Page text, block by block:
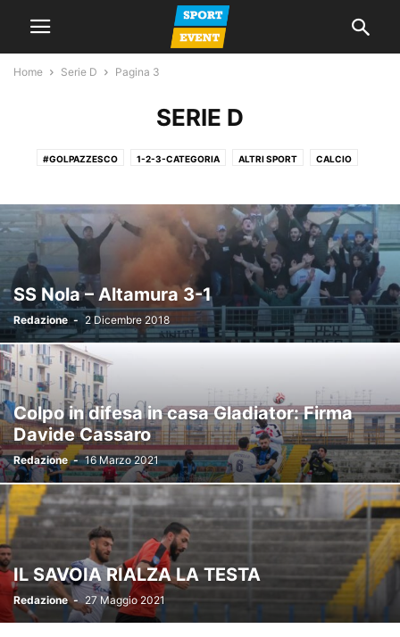
Home Serie D Pagina 3
SERIE D
#GOLPAZZESCO 1-2-3-CATEGORIA ALTRI SPORT CALCIO
LA VOCE DEL MERCOLEDI NEWS PROMOZIONE SERIE A SERIE C
SERIE D SPAZIO TIFOSI
SS Nola – Altamura 3-1
Redazione - 2 Dicembre 2018
Colpo in difesa in casa Gladiator: Firma
Davide Cassaro
Redazione - 16 Marzo 2021
IL SAVOIA RIALZA LA TESTA
Redazione - 27 Maggio 2021